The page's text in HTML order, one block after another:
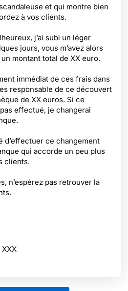
et qui montre bien
à vos clients.
j’ai subi un léger
jours, vous m’avez alors
montant total de XX euro.
immédiat de ces frais dans
responsable de ce découvert
de XX euros. Si ce
effectué, je changerai
d’effectuer ce changement
qui accorde un peu plus
clients.
n’espérez pas retrouver la